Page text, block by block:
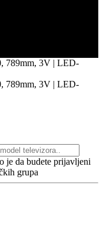
je da budete prijavljeni
grupa